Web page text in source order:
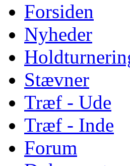
Forsiden
Nyheder
Stævner
Træf - Ude
Træf - Inde
Forum